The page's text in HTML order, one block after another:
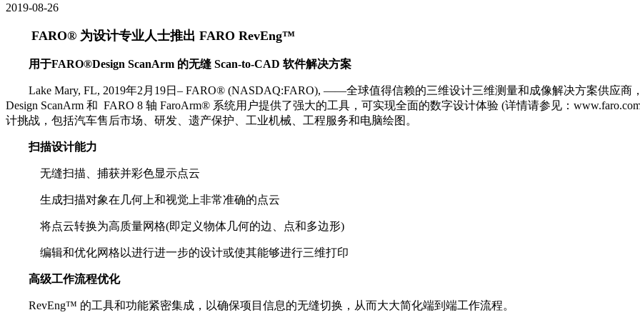
2019-08-26
FARO® 为设计专业人士推出 FARO RevEng™
用于FARO®Design ScanArm 的无缝 Scan-to-CAD 软件解决方案
Lake Mary, FL, 2019年2月19日– FARO® (NASDAQ:FARO), ——全球值得信赖的三维设计三维测量和成像解决方案供应
Design ScanArm 和 FARO 8 轴 FaroArm® 系统用户提供了强大的工具，可实现全面的数字设计体验 (详情请参见：
计挑战，包括汽车售后市场、研发、遗产保护、工业机械、工程服务和电脑绘图。
扫描设计能力
无缝扫描、捕获并彩色显示点云
生成扫描对象在几何上和视觉上非常准确的点云
将点云转换为高质量网格(即定义物体几何的边、点和多边形)
编辑和优化网格以进行进一步的设计或使其能够进行三维打印
高级工作流程优化
RevEng™ 的工具和功能紧密集成，以确保项目信息的无缝切换，从而大大简化端到端工作流程。